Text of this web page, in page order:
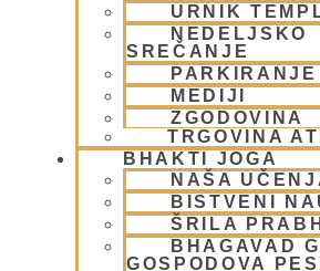
URNIK
NEDELJSKO
SREČANJE
PARKIRANJE
MEDIJI
ZGODOVINA
TRGOVINA
BHAKTI JOGA
NAŠA
BISTVENI
ŠRILA
BHAGAVAD
GOSPODOVA
26 oktobra, 2008
Preberi več »
Eko karavana 2008 –
reportaža
14 septembra, 2008
Preberi več »
TV Slovenija na obisku
Jyotirmayi dasi in